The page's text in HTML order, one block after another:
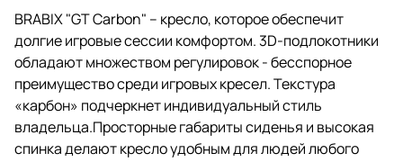
для людей любого роста. Сразу
две подушки в комплекте - одна
под шею, другая под поясницу
помогут расположиться в кресле
с максимальным комфортом.
Благодаря эластичным ремням
нижнюю подушку можно легко
подстроить под себя.
Внутри сиденья находится
BRABIX "GT Carbon" – кресло, которое обеспечит
долгие игровые сессии комфортом. 3D-подлокотники
обладают множеством регулировок - бесспорное
преимущество среди игровых кресел. Текстура
«карбон» подчеркнет индивидуальный стиль
владельца.Просторные габариты сиденья и высокая
спинка делают кресло удобным для людей любого